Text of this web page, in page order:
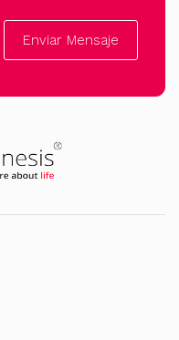
Enviar Mensaje